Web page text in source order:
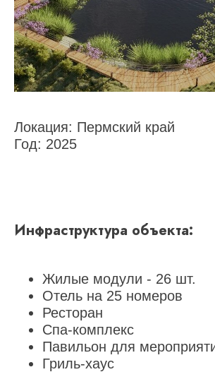
Локация: Пермский край
Год: 2025
Инфраструктура объекта:
Жилые модули - 26 шт.
Отель на 25 номеров
Ресторан
Спа-комплекс
Павильон для
Гриль-хаус